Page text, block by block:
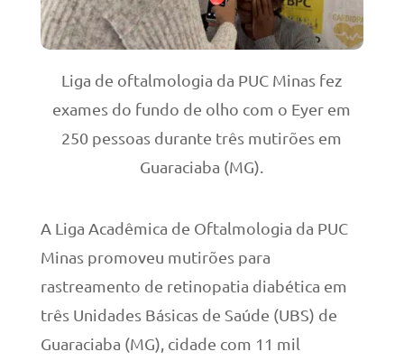
Liga de oftalmologia da PUC Minas fez
exames do fundo de olho com o Eyer em
250 pessoas durante três mutirões em
Guaraciaba (MG).
A Liga Acadêmica de Oftalmologia da PUC
Minas promoveu mutirões para
rastreamento de retinopatia diabética em
três Unidades Básicas de Saúde (UBS) de
Guaraciaba (MG), cidade com 11 mil